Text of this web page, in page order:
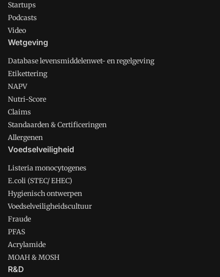
Startups
Podcasts
Video
Wetgeving
Database levensmiddelenwet- en regelgeving
Etikettering
NAPV
Nutri-Score
Claims
Standaarden & Certificeringen
Allergenen
Voedselveiligheid
Listeria monocytogenes
E.coli (STEC/ EHEC)
Hygienisch ontwerpen
Voedselveiligheidscultuur
Fraude
PFAS
Acrylamide
MOAH & MOSH
R&D